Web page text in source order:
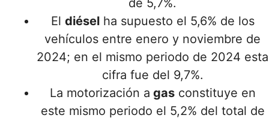
de 5,7%.
El diéselha supuesto el 5,6% de los
vehículos entre enero y noviembre de
2024; en el mismo periodo de 2024 esta
cifra fue del 9,7%.
La motorización a gasconstituye en
este mismo periodo el 5,2% del total de